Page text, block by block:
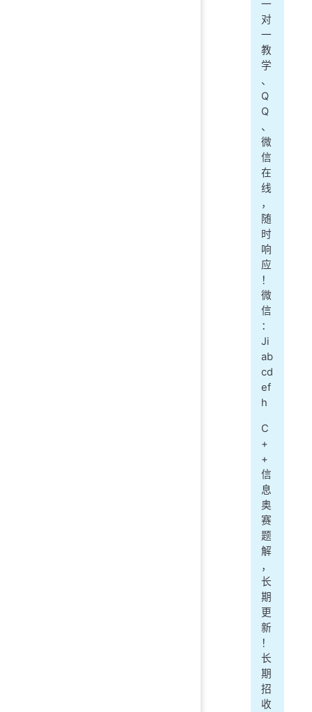
一
对
一
教
学
、
Q
Q
、
微
信
在
线
，
随
时
响
应
！
微
信
：
Ji
ab
cd
ef
h
C
+
+
信
息
奥
赛
题
解
，
长
期
更
新
！
长
期
招
收